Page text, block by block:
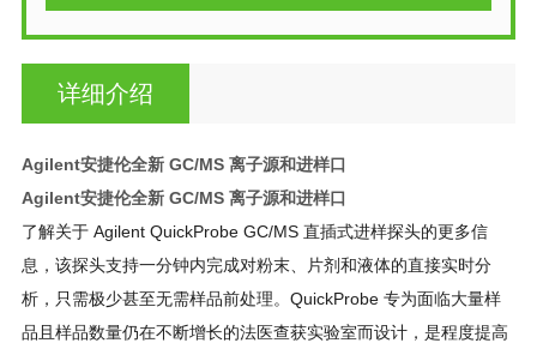
详细介绍
Agilent安捷伦全新 GC/MS 离子源和进样口
Agilent安捷伦全新 GC/MS 离子源和进样口
了解关于 Agilent QuickProbe GC/MS 直插式进样探头的更多信
息，该探头支持一分钟内完成对粉末、片剂和液体的直接实时分
析，只需极少甚至无需样品前处理。QuickProbe 专为面临大量样
品且样品数量仍在不断增长的法医查获实验室而设计，是程度提高